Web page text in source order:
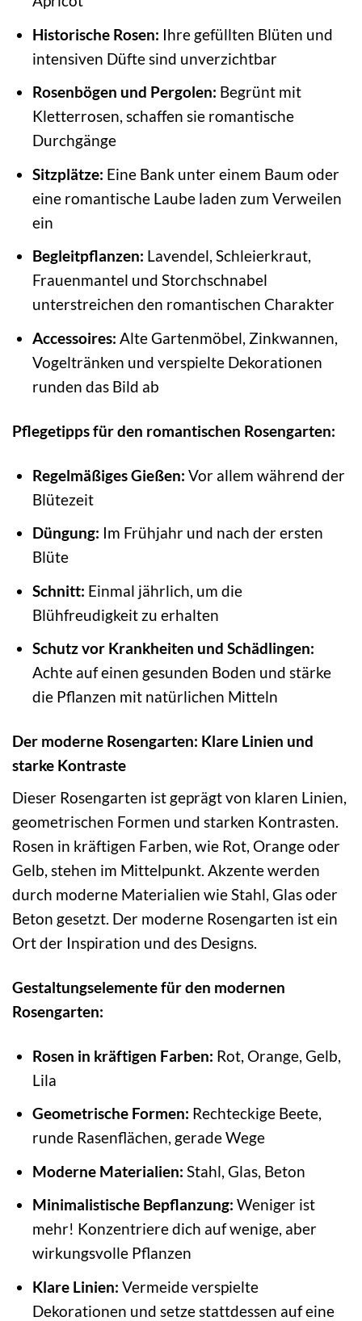
Historische Rosen: Ihre gefüllten Blüten und
intensiven Düfte sind unverzichtbar
Rosenbögen und Pergolen: Begrünt mit
Kletterrosen, schaffen sie romantische
Durchgänge
Sitzplätze: Eine Bank unter einem Baum oder
eine romantische Laube laden zum Verweilen
ein
Begleitpflanzen: Lavendel, Schleierkraut,
Frauenmantel und Storchschnabel
unterstreichen den romantischen Charakter
Accessoires: Alte Gartenmöbel, Zinkwannen,
Vogeltränken und verspielte Dekorationen
runden das Bild ab
Pflegetipps für den romantischen Rosengarten:
Regelmäßiges Gießen: Vor allem während der
Blütezeit
Düngung: Im Frühjahr und nach der ersten
Blüte
Schnitt: Einmal jährlich, um die
Blühfreudigkeit zu erhalten
Schutz vor Krankheiten und Schädlingen:
Achte auf einen gesunden Boden und stärke
die Pflanzen mit natürlichen Mitteln
Der moderne Rosengarten: Klare Linien und
starke Kontraste
Dieser Rosengarten ist geprägt von klaren Linien,
geometrischen Formen und starken Kontrasten.
Rosen in kräftigen Farben, wie Rot, Orange oder
Gelb, stehen im Mittelpunkt. Akzente werden
durch moderne Materialien wie Stahl, Glas oder
Beton gesetzt. Der moderne Rosengarten ist ein
Ort der Inspiration und des Designs.
Gestaltungselemente für den modernen
Rosengarten:
Rosen in kräftigen Farben: Rot, Orange, Gelb,
Lila
Geometrische Formen: Rechteckige Beete,
runde Rasenflächen, gerade Wege
Moderne Materialien: Stahl, Glas, Beton
Minimalistische Bepflanzung: Weniger ist
mehr! Konzentriere dich auf wenige, aber
wirkungsvolle Pflanzen
Klare Linien: Vermeide verspielte
Dekorationen und setze stattdessen auf eine